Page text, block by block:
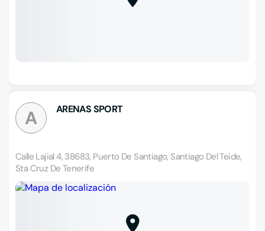
A ARENAS SPORT
Calle Lajial 4, 38683, Puerto De Santiago, Santiago Del Teide,
Sta Cruz De Tenerife